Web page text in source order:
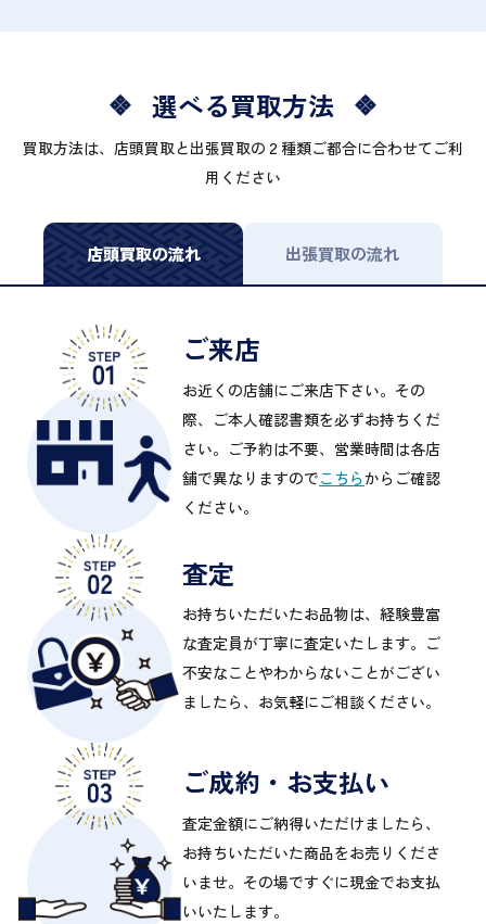
選べる買取方法
買取方法は、店頭買取と出張買取の２種類ご都合に合わせてご利
用ください
店頭買取の流れ 出張買取の流れ
ご来店
お近くの店舗にご来店下さい。その
際、ご本人確認書類を必ずお持ちくだ
さい。ご予約は不要、営業時間は各店
舗で異なりますのでこちらからご確認
ください。
査定
お持ちいただいたお品物は、経験豊富
な査定員が丁寧に査定いたします。ご
不安なことやわからないことがござい
ましたら、お気軽にご相談ください。
ご成約・お支払い
査定金額にご納得いただけましたら、
お持ちいただいた商品をお売りくださ
いませ。その場ですぐに現金でお支払
いいたします。